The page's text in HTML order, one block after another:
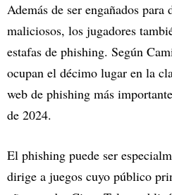
Además de ser engañados para
maliciosos, los jugadores
estafas de phishing. Según
ocupan el décimo lugar en la
web de phishing más
de 2024.
El phishing puede ser
dirige a juegos cuyo público